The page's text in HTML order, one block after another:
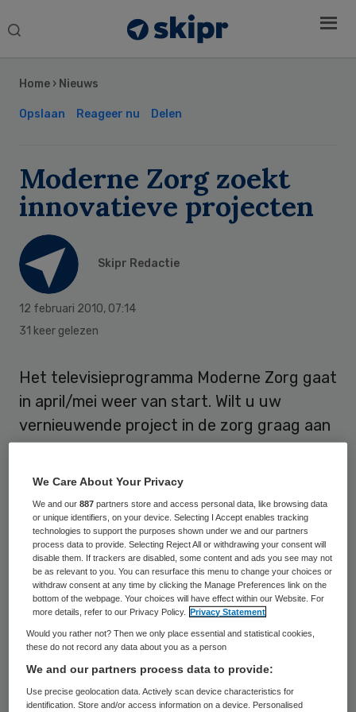
Search
Home › Nieuws
Opslaan Reageer nu Delen
Moderne Zorg zoekt
innovatieve projecten
Skipr Redactie
12 februari 2010, 07:14
31 keer gelezen
Het televisieprogramma Moderne Zorg gaat
in april/mei weer van start. Wilt u uw
vernieuwende project in de zorg graag aan
250.000 mensen laten zien? Meld uw
project dan nu aan.
Film maken
Moderne Zorg is op zoek naar innovatieve
projecten in de zorg. Is uw organisatie
bezig met een vernieuwend project? Laat
dan een korte krachtige film maken door
organisatie gebruikt worden, op beurzen,
congressen en internet, maar kan ook op
Sidebar
We Care About Your Privacy
We and our887 partners store and access personal data, like browsing data
or unique identifiers, on your device. Selecting I Accept enables tracking
technologies to support the purposes shown under we and our partners
process data to provide. Selecting Reject All or withdrawing your consent will
disable them. If trackers are disabled, some content and ads you see may not
be as relevant to you. You can resurface this menu to change your choices or
withdraw consent at any time by clicking the Manage Preferences link on the
bottom of the webpage. Your choices will have effect within our Website. For
more details, refer to our Privacy Policy.
Privacy Statement
Would you rather not? Then we only place essential and statistical cookies,
these do not record any data about you as a person
We and our partners process data to provide:
Use precise geolocation data. Actively scan device characteristics for
identification. Store and/or access information on a device. Personalised